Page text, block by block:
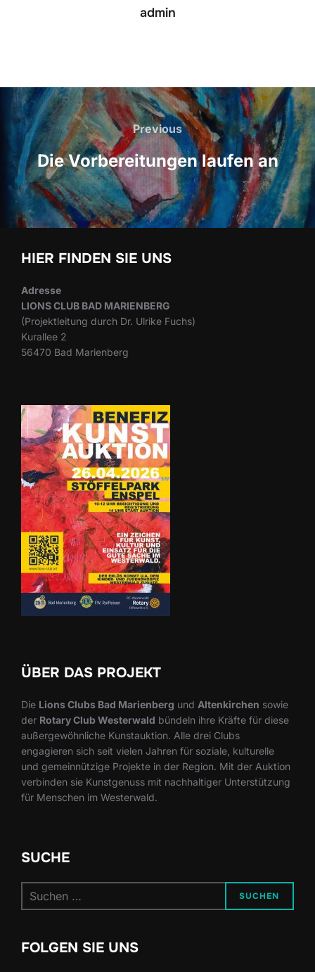
admin
Beitragsnavigation
Previous
Previous
Die Vorbereitungen laufen an
HIER FINDEN SIE UNS
Adresse
LIONS CLUB BAD MARIENBERG
(Projektleitung durch Dr. Ulrike Fuchs)
Kurallee 2
56470 Bad Marienberg
ÜBER DAS PROJEKT
Die Lions Clubs Bad Marienberg und Altenkirchen sowie
der Rotary Club Westerwald bündeln ihre Kräfte für diese
außergewöhnliche Kunstauktion. Alle drei Clubs
engagieren sich seit vielen Jahren für soziale, kulturelle
und gemeinnützige Projekte in der Region. Mit der Auktion
verbinden sie Kunstgenuss mit nachhaltiger Unterstützung
für Menschen im Westerwald.
SUCHE
nach:
SUCHEN
FOLGEN SIE UNS